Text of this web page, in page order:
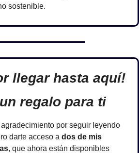
sostenible.
llegar hasta aquí!
regalo para ti
por seguir leyendo
darte acceso a dos de mis